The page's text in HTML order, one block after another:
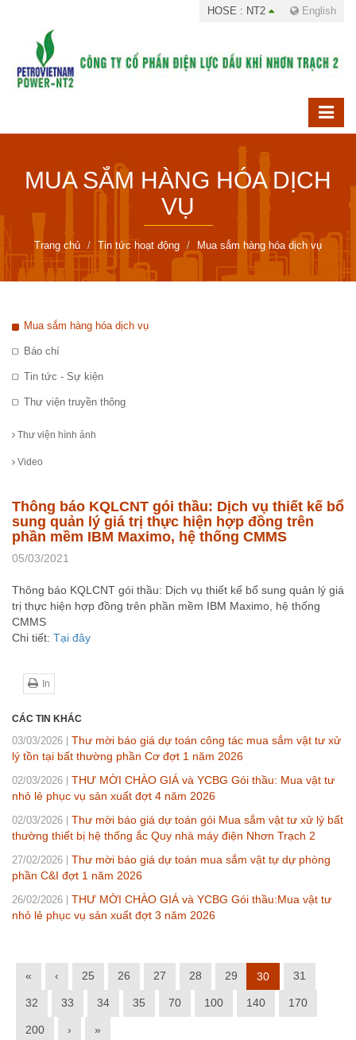
HOSE : NT2 English
MUA SẮM HÀNG HÓA DỊCH
VỤ
Trang chủ Tin tức hoạt động Mua sắm hàng hóa dịch vụ
Mua sắm hàng hóa dịch vụ
Báo chí
Tin tức - Sự kiện
Thư viện truyền thông
Thư viện hình ảnh
Video
Thông báo KQLCNT gói thầu: Dịch vụ thiết kế bổ
sung quản lý giá trị thực hiện hợp đồng trên
phần mềm IBM Maximo, hệ thống CMMS
05/03/2021
Thông báo KQLCNT gói thầu: Dịch vụ thiết kế bổ sung quản lý giá
trị thực hiện hợp đồng trên phần mềm IBM Maximo, hệ thống
CMMS
Chi tiết: Tại đây
In
CÁC TIN KHÁC
03/03/2026
Thư mời báo giá dự toán công tác mua sắm vật tư xử
lý tồn tại bất thường phần Cơ đợt 1 năm 2026
02/03/2026
THƯ MỜI CHÀO GIÁ và YCBG Gói thầu:​ Mua vật tư
nhỏ lẻ phục vụ sản xuất đợt 4 năm 2026
02/03/2026
Thư mời báo giá dự toán gói Mua sắm vật tư xử lý bất
thường thiết bị hệ thống ắc Quy nhà máy điện Nhơn Trạch 2
27/02/2026
Thư mời báo giá dự toán mua sắm vật tự dự phòng
phần C&I đợt 1 năm 2026
26/02/2026
THƯ MỜI CHÀO GIÁ và YCBG Gói thầu:​Mua vật tư
nhỏ lẻ phục vụ sản xuất đợt 3 năm 2026
« ‹ 25 26 27 28 29 30 31
32 33 34 35 70 100 140 170
200 › »